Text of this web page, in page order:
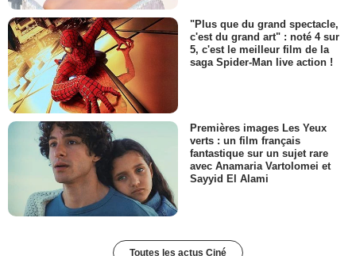
"Plus que du grand spectacle,
c'est du grand art" : noté 4 sur
5, c'est le meilleur film de la
saga Spider-Man live action !
Premières images Les Yeux
verts : un film français
fantastique sur un sujet rare
avec Anamaria Vartolomei et
Sayyid El Alami
Toutes les actus Ciné